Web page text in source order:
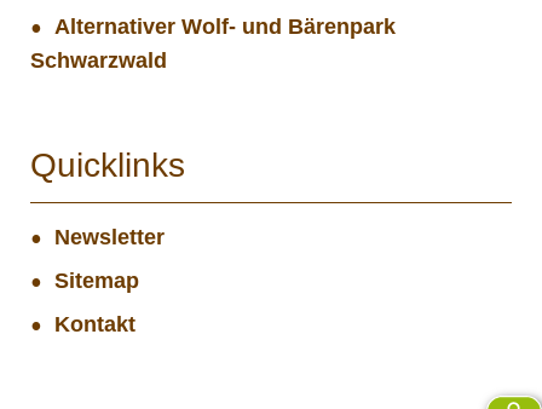
Alternativer Wolf- und Bärenpark
Schwarzwald
Quicklinks
Newsletter
Sitemap
Kontakt